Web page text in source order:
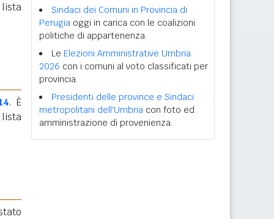
. È
Sindaci dei Comuni in Provincia di
Perugia oggi in carica con le coalizioni
politiche di appartenenza.
Le Elezioni Amministrative Umbria
2026 con i comuni al voto classificati per
provincia.
Presidenti delle province e Sindaci
metropolitani dell'Umbria con foto ed
amministrazione di provenienza.